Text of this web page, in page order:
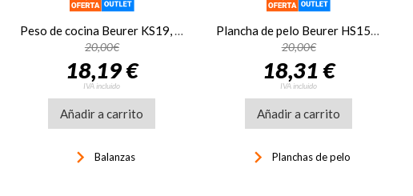
20,00€
18,19 €
IVA incluido
Añadir a carrito
keyboard_arrow_right Balanzas
20,00€
18,31 €
IVA incluido
Añadir a carrito
keyboard_arrow_right Planchas de pelo